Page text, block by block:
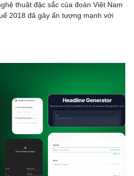
Nhà đẹp
Tình yêu - Gia đình
thuật đặc sắc của đoàn Việt Nam
2018 đã gây ấn tượng mạnh với